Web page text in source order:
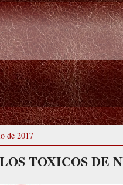
de 2017
TOXICOS DE